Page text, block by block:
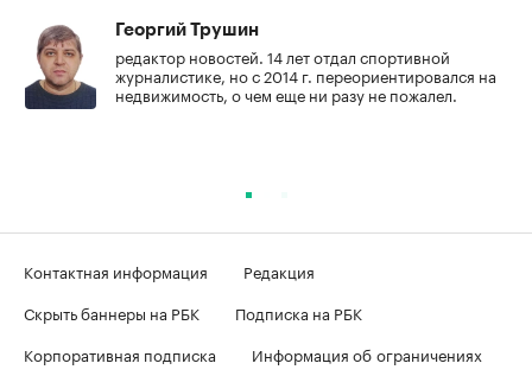
Георгий Трушин
редактор новостей. 14 лет отдал спортивной
журналистике, но с 2014 г. переориентировался на
недвижимость, о чем еще ни разу не пожалел.
Контактная информация
Редакция
Скрыть баннеры на РБК
Подписка на РБК
Корпоративная подписка
Информация об ограничениях